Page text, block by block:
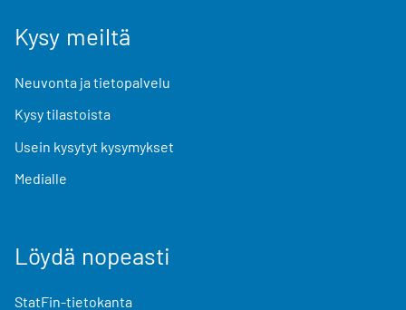
Kysy meiltä
Neuvonta ja tietopalvelu
Kysy tilastoista
Usein kysytyt kysymykset
Medialle
Löydä nopeasti
StatFin-tietokanta